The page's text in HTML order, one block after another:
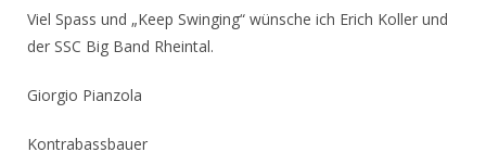
Viel Spass und „Keep Swinging“ wünsche ich Erich Koller und
der SSC Big Band Rheintal.
Giorgio Pianzola
Kontrabassbauer